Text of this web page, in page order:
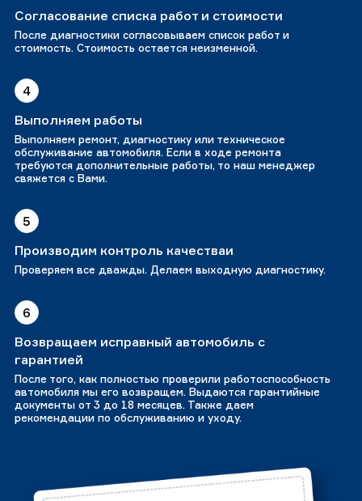
Согласование списка работ и стоимости
После диагностики согласовываем список работ и
стоимость. Стоимость остается неизменной.
4
Выполняем работы
Выполняем ремонт, диагностику или техническое
обслуживание автомобиля. Если в ходе ремонта
требуются дополнительные работы, то наш менеджер
свяжется с Вами.
5
Производим контроль качестваи
Проверяем все дважды. Делаем выходную диагностику.
6
Возвращаем исправный автомобиль с
гарантией
После того, как полностью проверили работоспособность
автомобиля мы его возвращем. Выдаются гарантийные
документы от 3 до 18 месяцев. Также даем
рекомендации по обслуживанию и уходу.